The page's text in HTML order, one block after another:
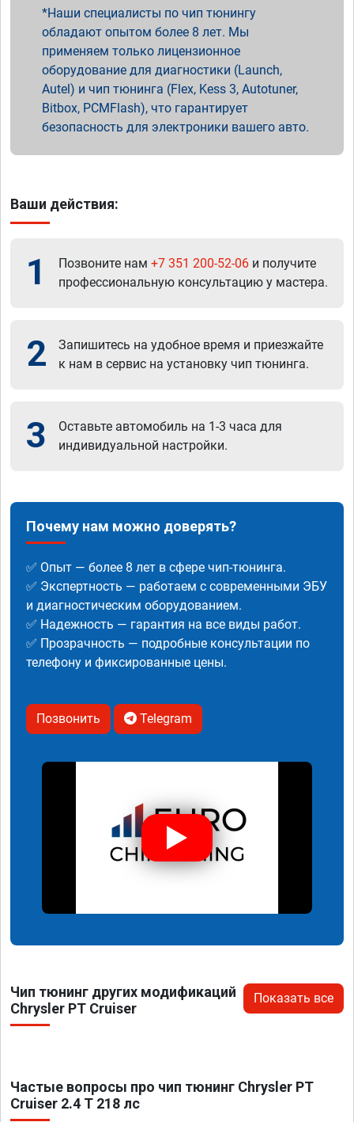
Наши специалисты по чип тюнингу
обладают опытом более 8 лет. Мы
применяем только лицензионное
оборудование для диагностики (Launch,
Autel) и чип тюнинга (Flex, Kess 3, Autotuner,
Bitbox, PCMFlash), что гарантирует
безопасность для электроники вашего авто.
Ваши действия:
1 Позвоните нам +7 351 200-52-06 и получите
профессиональную консультацию у мастера.
2
Запишитесь на удобное время и приезжайте
к нам в сервис на установку чип тюнинга.
3
Оставьте автомобиль на 1-3 часа для
индивидуальной настройки.
Почему нам можно доверять?
✅ Опыт — более 8 лет в сфере чип-тюнинга.
✅ Экспертность — работаем с современными ЭБУ
и диагностическим оборудованием.
✅ Надежность — гарантия на все виды работ.
✅ Прозрачность — подробные консультации по
телефону и фиксированные цены.
Позвонить Telegram
Чип тюнинг других модификаций
Chrysler PT Cruiser
Показать все
Частые вопросы про чип тюнинг Chrysler PT
Cruiser 2.4 T 218 лс